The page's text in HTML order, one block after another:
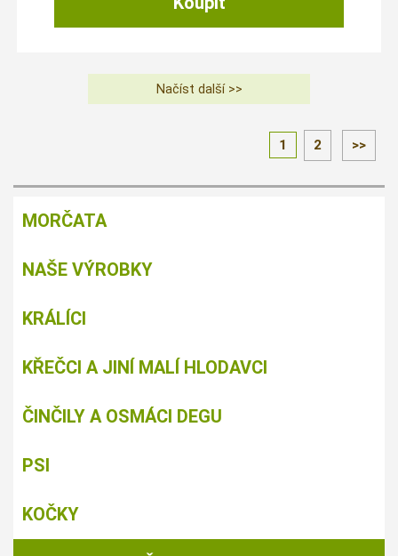
1 2 >>
MORČATA
NAŠE VÝROBKY
KRÁLÍCI
KŘEČCI A JINÍ MALÍ HLODAVCI
ČINČILY A OSMÁCI DEGU
PSI
KOČKY